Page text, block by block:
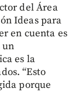
del Área
Ideas para
en cuenta es
un
es la
“Esto
porque